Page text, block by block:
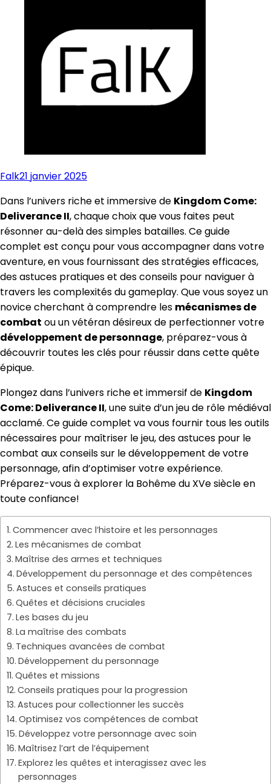
Falk21 janvier 2025
Dans l’univers riche et immersive de Kingdom Come:
Deliverance II, chaque choix que vous faites peut
résonner au-delà des simples batailles. Ce guide
complet est conçu pour vous accompagner dans votre
aventure, en vous fournissant des stratégies efficaces,
des astuces pratiques et des conseils pour naviguer à
travers les complexités du gameplay. Que vous soyez un
novice cherchant à comprendre les mécanismes de
combat ou un vétéran désireux de perfectionner votre
développement de personnage, préparez-vous à
découvrir toutes les clés pour réussir dans cette quête
épique.
Plongez dans l’univers riche et immersif de Kingdom
Come: Deliverance II, une suite d’un jeu de rôle médiéval
acclamé. Ce guide complet va vous fournir tous les outils
nécessaires pour maîtriser le jeu, des astuces pour le
combat aux conseils sur le développement de votre
personnage, afin d’optimiser votre expérience.
Préparez-vous à explorer la Bohême du XVe siècle en
toute confiance!
Commencer avec l’histoire et les personnages
Les mécanismes de combat
Maîtrise des armes et techniques
Développement du personnage et des compétences
Astuces et conseils pratiques
Quêtes et décisions cruciales
Les bases du jeu
La maîtrise des combats
Techniques avancées de combat
Développement du personnage
Quêtes et missions
Conseils pratiques pour la progression
Astuces pour collectionner les succès
Optimisez vos compétences de combat
Développez votre personnage avec soin
Maîtrisez l’art de l’équipement
Explorez les quêtes et interagissez avec les
personnages